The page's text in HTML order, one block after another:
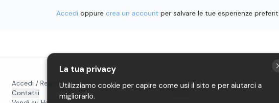
Accedi oppure crea un account per salvare le tue esperienze
Accedi / Registrati
Contatti
Privacy
La tua privacy
Utilizziamo cookie per capire come usi il sito e per aiutarci a
migliorarlo.